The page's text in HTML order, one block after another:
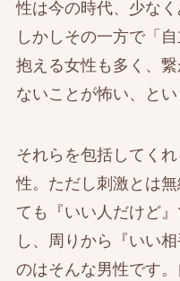
性は今の時代、少なく
しかしその一方で「
抱える女性も多く、
ないことが怖い、とい
それらを包括してく
性。ただし刺激とは
ても『いい人だけど
し、周りから『いい
のはそんな男性です